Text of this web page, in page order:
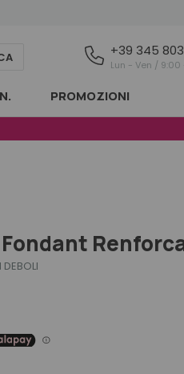
+39 345
Lun - Ven / 9:00
PROMOZIONI